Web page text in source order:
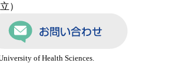
）
of Health Sciences.